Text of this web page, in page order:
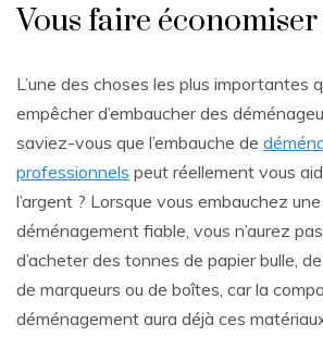
Vous faire économiser
L’une des choses les plus importantes
empêcher d’embaucher des
saviez-vous que l’embauche de
professionnels peut réellement vous
l’argent ? Lorsque vous embauchez
déménagement fiable, vous n’aurez
d’acheter des tonnes de papier bulle, de
de marqueurs ou de boîtes, car la
déménagement aura déjà ces